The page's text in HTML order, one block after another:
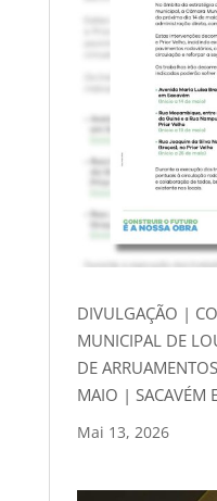
DIVULGAÇÃO |
MUNICIPAL DE
DE
MAIO | SACAVÉM
Mai 13, 2026